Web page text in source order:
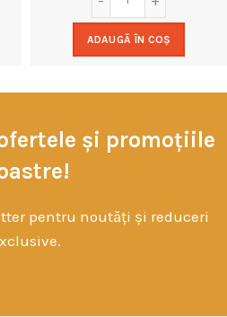
ADAUGĂ ÎN COȘ
și promoțiile
pentru noutăți și reduceri